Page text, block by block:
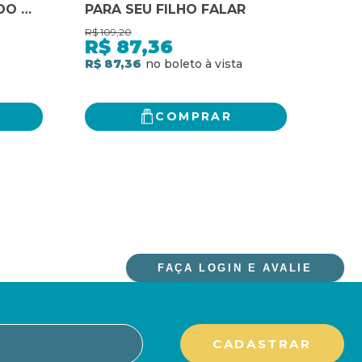
O
PARA SEU FILHO FALAR
R$ 109,20
R$ 87,36
R$ 87,36
COMPRAR
FAÇA LOGIN E AVALIE